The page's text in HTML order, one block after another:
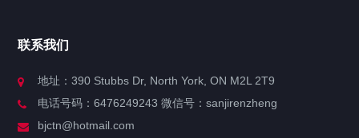
服务分类
联系我们
地址：390 Stubbs Dr, North York, ON M2L 2T9
电话号码：6476249243 微信号：sanjirenzheng
bjctn@hotmail.com